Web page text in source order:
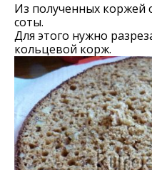
Из полученных коржей
соты.
Для этого нужно
кольцевой корж.